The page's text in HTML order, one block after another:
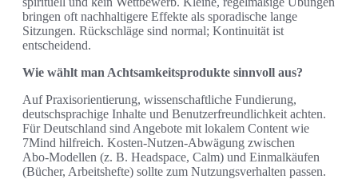
bringen oft nachhaltigere Effekte als sporadische lange
Sitzungen. Rückschläge sind normal; Kontinuität ist
entscheidend.
Wie wählt man Achtsamkeitsprodukte sinnvoll aus?
Auf Praxisorientierung, wissenschaftliche Fundierung,
deutschsprachige Inhalte und Benutzerfreundlichkeit achten.
Für Deutschland sind Angebote mit lokalem Content wie
7Mind hilfreich. Kosten-Nutzen-Abwägung zwischen
Abo‑Modellen (z. B. Headspace, Calm) und Einmalkäufen
(Bücher, Arbeitshefte) sollte zum Nutzungsverhalten passen.